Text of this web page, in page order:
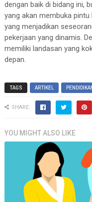
dengan baik di bidang ini,
yang akan membuka
yang menjadikan
pekerjaan yang dinamis.
memiliki landasan yang
depan.
TAGS ARTIKEL
SHARE:
YOU MIGHT ALSO LIKE